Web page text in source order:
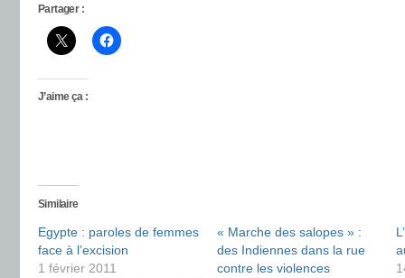
Partager :
J’aime ça :
Similaire
Egypte : paroles de femmes
face à l’excision
1 février 2011
« Marche des salopes » :
des Indiennes dans la rue
contre les violences